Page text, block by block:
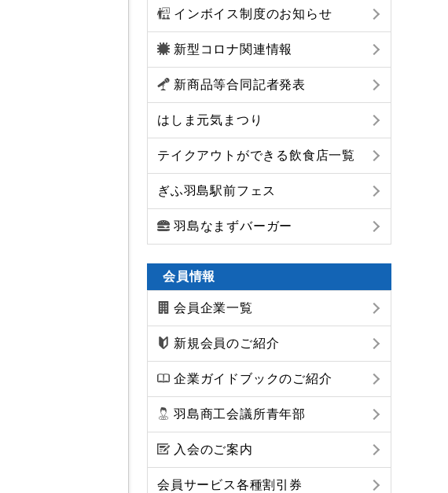
インボイス制度のお知らせ
新型コロナ関連情報
新商品等合同記者発表
はしま元気まつり
テイクアウトができる飲食店一覧
ぎふ羽島駅前フェス
羽島なまずバーガー
会員情報
会員企業一覧
新規会員のご紹介
企業ガイドブックのご紹介
羽島商工会議所青年部
入会のご案内
会員サービス各種割引券